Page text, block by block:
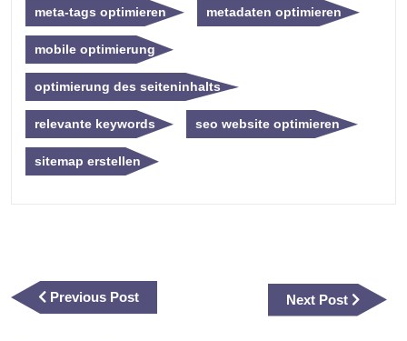
meta-tags optimieren metadaten optimieren
mobile optimierung
optimierung des seiteninhalts
relevante keywords seo website optimieren
sitemap erstellen
Previous PostPrevious
Post
Next Post
Next
Post